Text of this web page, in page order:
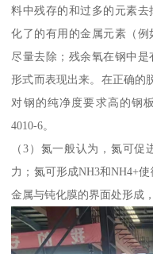
料中残存的和过多的元素
化了的有用的金属元素（
尽量去除；残余氧在钢中
形式而表现出来。在正确的
对钢的纯净度要求高的钢
4010-6。
（3）氮一般认为，氮可
力；氮可形成NH3和NH4+
金属与钝化膜的界面处形成